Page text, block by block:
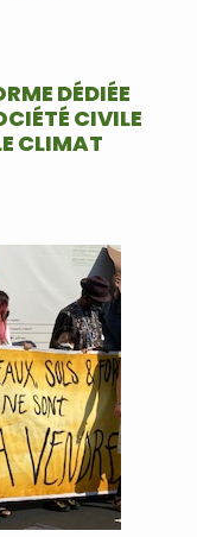
DÉDIÉE
CIVILE
CLIMAT